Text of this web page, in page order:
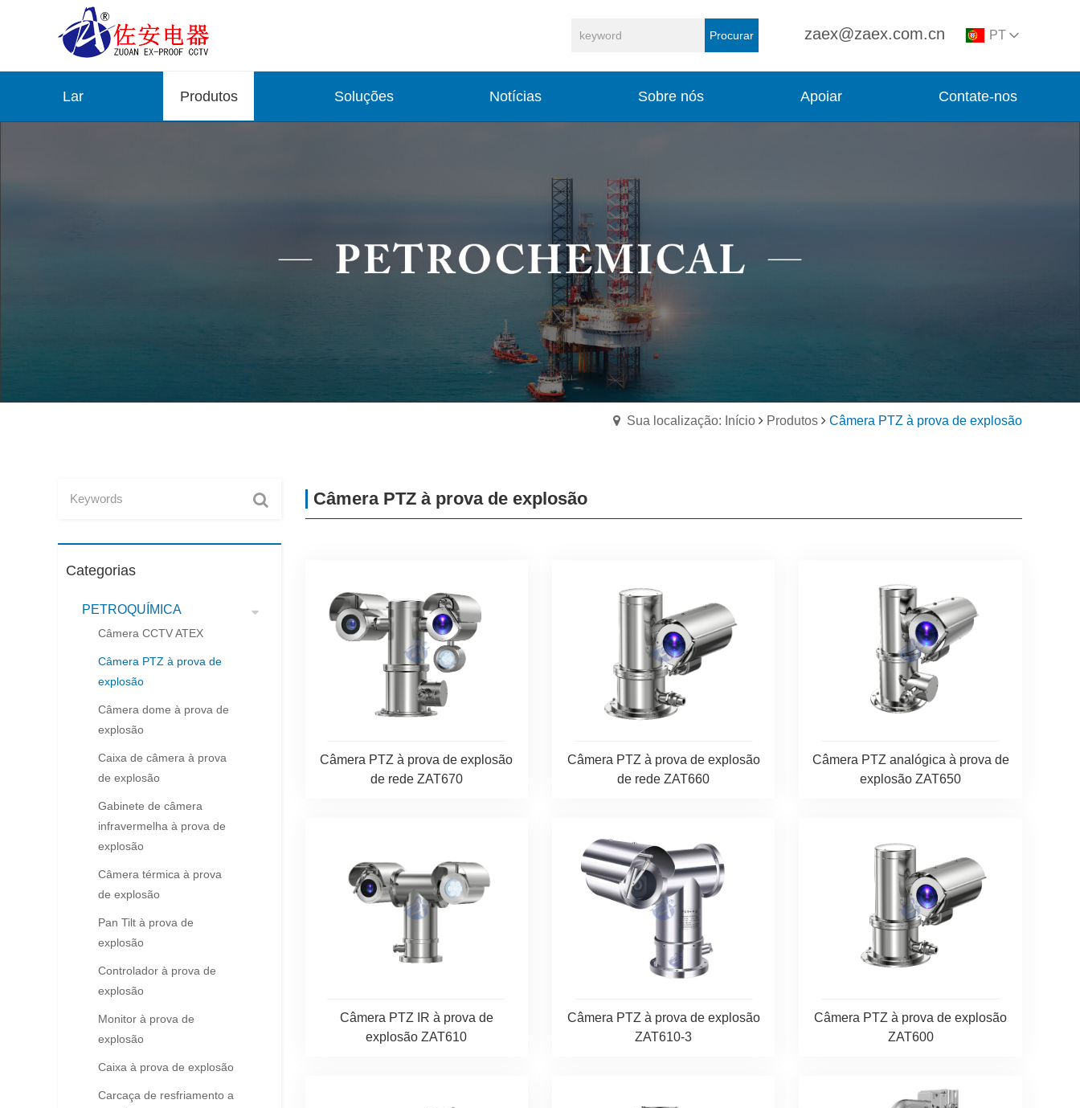
Procurar zaex@zaex.com.cn PT
Lar Produtos Soluções Notícias Sobre nós Apoiar Contate-nos
Sua localização: Início Produtos Câmera PTZ à prova de explosão
Categorias
PETROQUÍMICA
Câmera CCTV ATEX
Câmera PTZ à prova de
explosão
Câmera dome à prova de
explosão
Caixa de câmera à prova
de explosão
Gabinete de câmera
infravermelha à prova de
explosão
Câmera térmica à prova
de explosão
Pan Tilt à prova de
explosão
Controlador à prova de
explosão
Monitor à prova de
explosão
Caixa à prova de explosão
Carcaça de resfriamento a
Câmera PTZ à prova de explosão
Câmera PTZ à prova de explosão
de rede ZAT670
Câmera PTZ à prova de explosão
de rede ZAT660
Câmera PTZ analógica à prova de
explosão ZAT650
Câmera PTZ IR à prova de
explosão ZAT610
Câmera PTZ à prova de explosão
ZAT610-3
Câmera PTZ à prova de explosão
ZAT600